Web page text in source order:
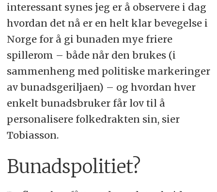
interessant synes jeg er å observere i dag
hvordan det nå er en helt klar bevegelse i
Norge for å gi bunaden mye friere
spillerom – både når den brukes (i
sammenheng med politiske markeringer
av bunadsgeriljaen) – og hvordan hver
enkelt bunadsbruker får lov til å
personalisere folkedrakten sin, sier
Tobiasson.
Bunadspolitiet?